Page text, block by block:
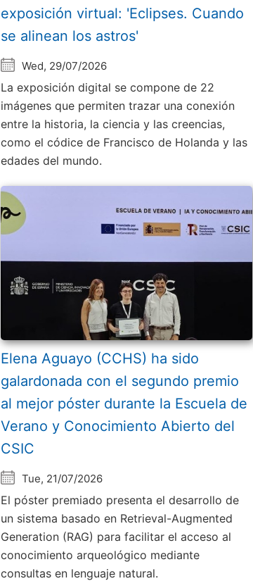
exposición virtual: 'Eclipses. Cuando
se alinean los astros'
Wed, 29/07/2026
La exposición digital se compone de 22
imágenes que permiten trazar una conexión
entre la historia, la ciencia y las creencias,
como el códice de Francisco de Holanda y las
edades del mundo.
Elena Aguayo (CCHS) ha sido
galardonada con el segundo premio
al mejor póster durante la Escuela de
Verano y Conocimiento Abierto del
CSIC
Tue, 21/07/2026
El póster premiado presenta el desarrollo de
un sistema basado en Retrieval-Augmented
Generation (RAG) para facilitar el acceso al
conocimiento arqueológico mediante
consultas en lenguaje natural.